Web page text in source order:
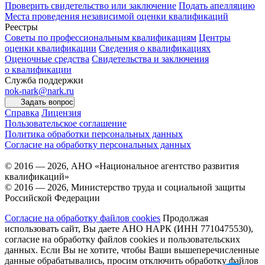
Проверить свидетельство или заключение Подать апелляцию
Места проведения независимой оценки квалификаций
Реестры
Советы по профессиональным квалификациям Центры
оценки квалификации Сведения о квалификациях
Оценочные средства Свидетельства и заключения
о квалификации
Служба поддержки
nok-nark@nark.ru
Задать вопрос
Справка Лицензия
Пользовательское соглашение
Политика обработки персональных данных
Согласие на обработку персональных данных
© 2016 — 2026, АНО «Национальное агентство развития
квалификаций»
© 2016 — 2026, Министерство труда и социальной защиты
Российской Федерации
Согласие на обработку файлов cookies Продолжая
использовать сайт, Вы даете АНО НАРК (ИНН 7710475530),
согласие на обработку файлов cookies и пользовательских
данных. Если Вы не хотите, чтобы Ваши вышеперечисленные
данные обрабатывались, просим отключить обработку файлов